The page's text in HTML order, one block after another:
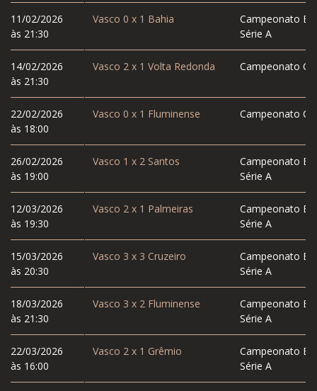
11/02/2026
às 21:30
14/02/2026
às 21:30
22/02/2026
às 18:00
26/02/2026
às 19:00
12/03/2026
às 19:30
15/03/2026
às 20:30
18/03/2026
às 21:30
22/03/2026
às 16:00
Vasco 0 x 1 Bahia
Campeonato
Série A
Vasco 2 x 1 Volta Redonda Campeonato
Vasco 0 x 1 Fluminense Campeonato
Vasco 1 x 2Santos
Campeonato
Série A
Vasco 2 x 1 Palmeiras
Campeonato
Série A
Vasco 3 x 3 Cruzeiro
Campeonato
Série A
Vasco 3 x 2Fluminense
Campeonato
Série A
Vasco 2 x 1 Grêmio
Campeonato
Série A